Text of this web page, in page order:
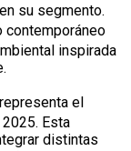
su segmento.
contemporáneo
inspirada
representa el
Esta
distintas